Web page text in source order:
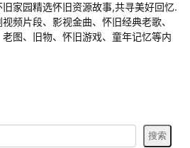
家园精选怀旧资源故事,共寻美好回忆.
频片段、影视金曲、怀旧经典老歌、
图、旧物、怀旧游戏、童年记忆等内